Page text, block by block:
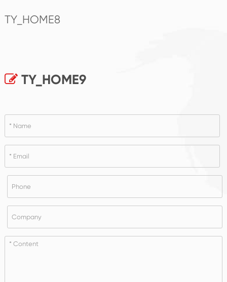
TY_HOME8
TY_HOME9